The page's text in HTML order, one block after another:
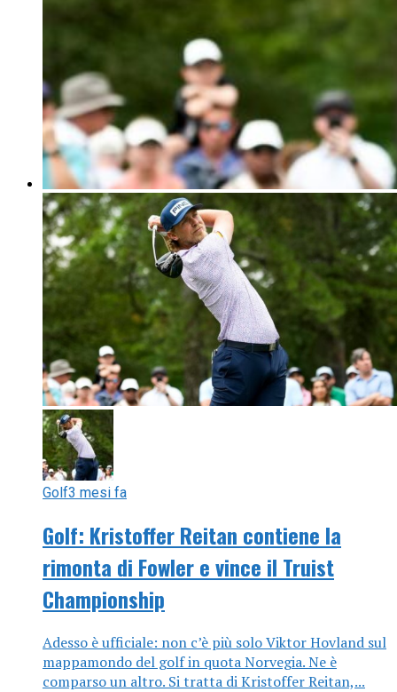
Golf3 mesi fa
Golf: Kristoffer Reitan contiene la
rimonta di Fowler e vince il Truist
Championship
Adesso è ufficiale: non c’è più solo Viktor Hovland sul
mappamondo del golf in quota Norvegia. Ne è
comparso un altro. Si tratta di Kristoffer Reitan,...